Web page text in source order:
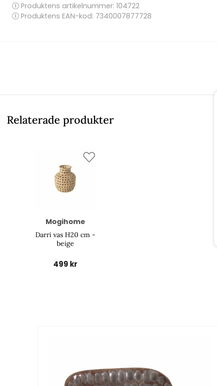
Produktens artikelnummer: 104722
Produktens EAN-kod: 7340007877728
Relaterade produkter
Mogihome
Darri vas H20 cm -
beige
499 kr